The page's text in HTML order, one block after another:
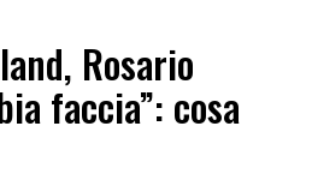
Rosario
faccia”: cosa